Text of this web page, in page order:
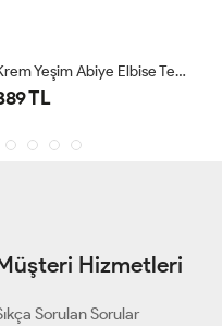
Krem Yeşim Abiye Elbise Tesettür Giyim
TL
Hizmetleri
Sorulan Sorular